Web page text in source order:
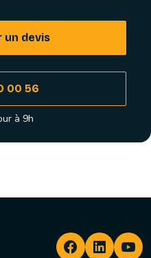
un devis
00 56
à 9h